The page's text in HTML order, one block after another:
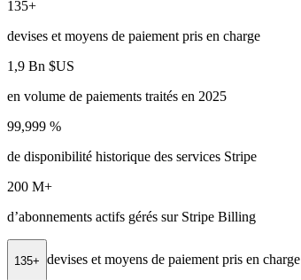
135+
devises et moyens de paiement pris en charge
1,9 Bn $US
en volume de paiements traités en 2025
99,999 %
de disponibilité historique des services Stripe
200 M+
d’abonnements actifs gérés sur Stripe Billing
135+ devises et moyens de paiement pris en charge